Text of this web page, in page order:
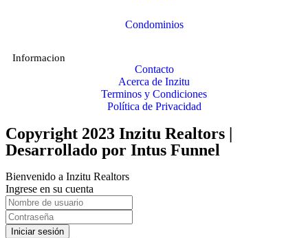
Condominios
Informacion
Contacto
Acerca de Inzitu
Terminos y Condiciones
Política de Privacidad
Copyright 2023 Inzitu Realtors |
Desarrollado por Intus Funnel
Bienvenido a Inzitu Realtors
Ingrese en su cuenta
Iniciar sesión